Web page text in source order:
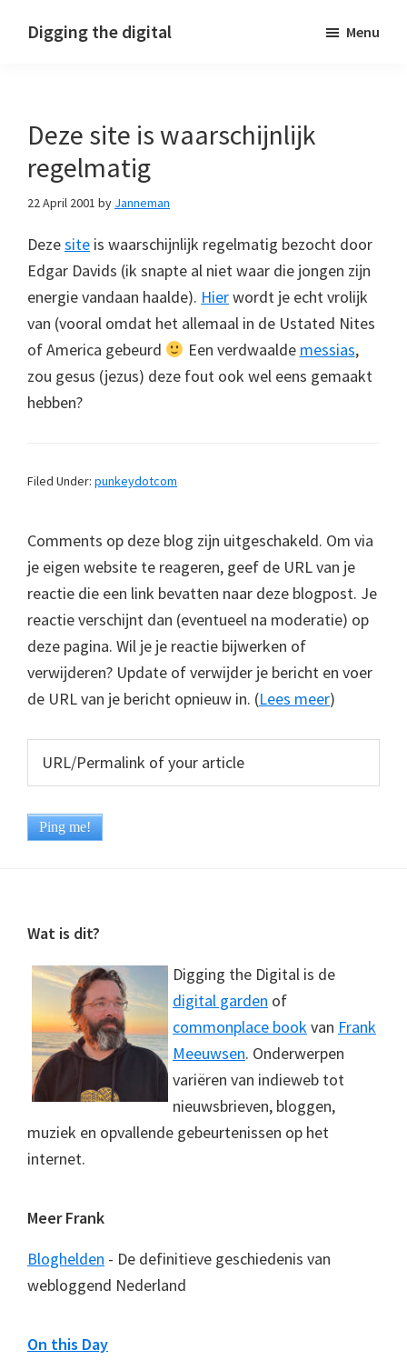
Digging the digital Menu
Deze site is waarschijnlijk
regelmatig
22 April 2001 by Janneman
Dezesite is waarschijnlijk regelmatig bezocht door
Edgar Davids (ik snapte al niet waar die jongen zijn
energie vandaan haalde). Hierwordt je echt vrolijk
van (vooral omdat het allemaal in de Ustated Nites
of America gebeurd
Een verdwaalde messias,
zou gesus (jezus) deze fout ook wel eens gemaakt
hebben?
Filed Under: punkeydotcom
Comments op deze blog zijn uitgeschakeld. Om via
je eigen website te reageren, geef de URL van je
reactie die een link bevatten naar deze blogpost. Je
reactie verschijnt dan (eventueel na moderatie) op
deze pagina. Wil je je reactie bijwerken of
verwijderen? Update of verwijder je bericht en voer
de URL van je bericht opnieuw in. (Lees meer)
Footer
Wat is dit?
Digging the Digital is de
digital garden of
commonplace bookvan Frank
Meeuwsen. Onderwerpen
variëren van indieweb tot
nieuwsbrieven, bloggen,
muziek en opvallende gebeurtenissen op het
internet.
Meer Frank
Bloghelden - De definitieve geschiedenis van
webloggend Nederland
On this Day